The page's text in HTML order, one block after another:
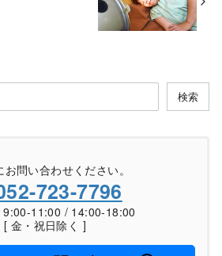
検索
お問い合わせください。
723-7796
9:00-11:00 / 14:00-18:00
[ 金・祝日除く ]